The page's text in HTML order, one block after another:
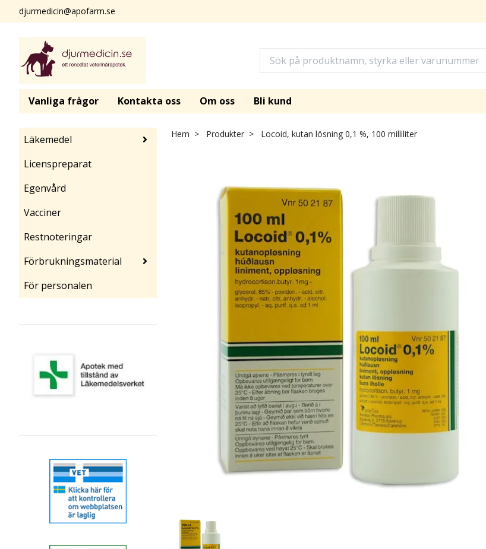
djurmedicin@apofarm.se
Vanliga frågor Kontakta oss Om oss Bli kund
Läkemedel
Licenspreparat
Egenvård
Vacciner
Restnoteringar
Förbrukningsmaterial
För personalen
Hem Produkter Locoid, kutan lösning 0,1 %, 100 milliliter